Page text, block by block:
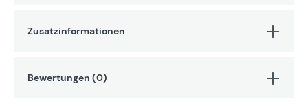
Zusatzinformationen
Bewertungen (0)